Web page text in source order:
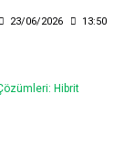
23/06/2026 13:50